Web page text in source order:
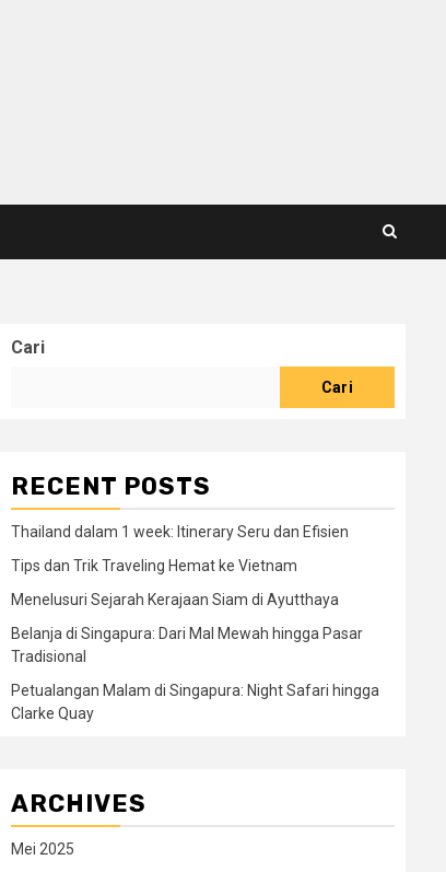
Cari
Cari
RECENT POSTS
Thailand dalam 1 week: Itinerary Seru dan Efisien
Tips dan Trik Traveling Hemat ke Vietnam
Menelusuri Sejarah Kerajaan Siam di Ayutthaya
Belanja di Singapura: Dari Mal Mewah hingga Pasar
Tradisional
Petualangan Malam di Singapura: Night Safari hingga
Clarke Quay
ARCHIVES
Mei 2025